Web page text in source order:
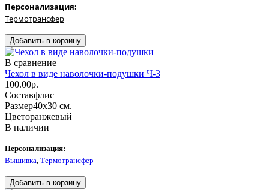
Персонализация:
Термотрансфер
В сравнение
Чехол в виде наволочки-подушки Ч-3
100.00р.
Составфлис
Размер40х30 см.
Цветоранжевый
В наличии
Персонализация:
Вышивка Термотрансфер